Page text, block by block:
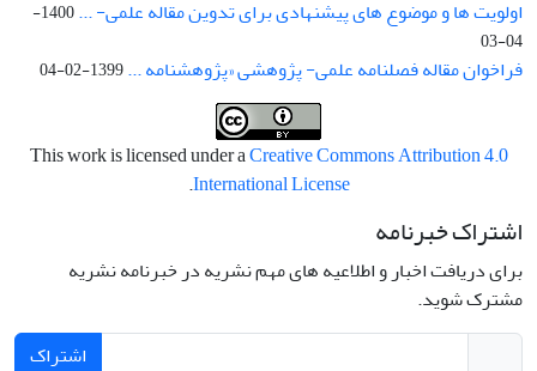
اولویت ها و موضوع های پیشنهادی برای تدوین مقاله علمی- ...
1400-
04-03
فراخوان مقاله فصلنامه علمی- پژوهشی «پژوهشنامه ...1399-02-04
This work is licensed under aCreative Commons Attribution 4.0
International License
.
اشتراک خبرنامه
برای دریافت اخبار و اطلاعیه های مهم نشریه در خبرنامه نشریه
مشترک شوید.
اشتراک